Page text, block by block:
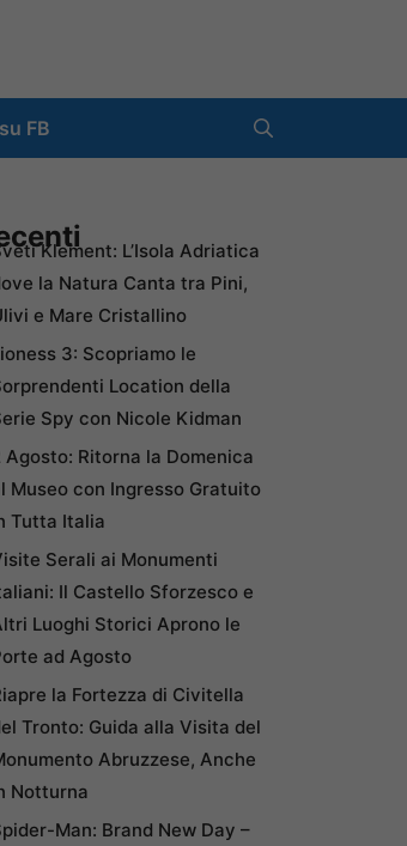
FB
Klement: L’Isola Adriatica
la Natura Canta tra Pini,
e Mare Cristallino
3: Scopriamo le
Location della
Spy con Nicole Kidman
Agosto: Ritorna la Domenica
Museo con Ingresso Gratuito
Tutta Italia
Serali ai Monumenti
Il Castello Sforzesco e
Luoghi Storici Aprono le
ad Agosto
la Fortezza di Civitella
Tronto: Guida alla Visita del
Abruzzese, Anche
Notturna
Man: Brand New Day –